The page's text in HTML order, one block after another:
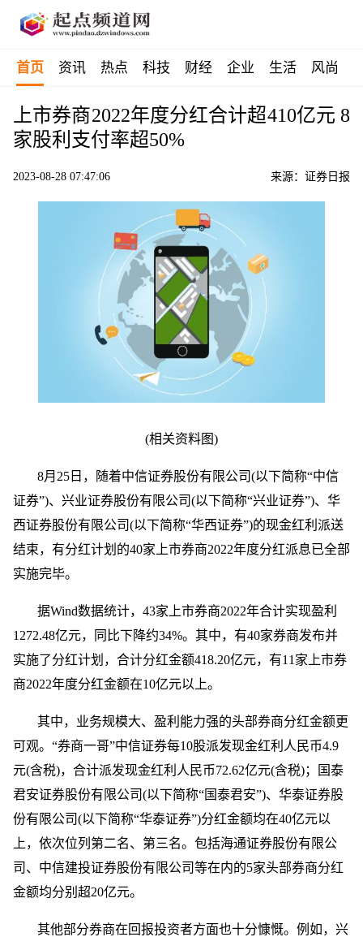
首页 资讯 热点 科技 财经 企业 生活 风尚
上市券商2022年度分红合计超410亿元 8
家股利支付率超50%
2023-08-28 07:47:06 来源：证券日报
(相关资料图)
8月25日，随着中信证券股份有限公司(以下简称“中信
证券”)、兴业证券股份有限公司(以下简称“兴业证券”)、华
西证券股份有限公司(以下简称“华西证券”)的现金红利派送
结束，有分红计划的40家上市券商2022年度分红派息已全部
实施完毕。
据Wind数据统计，43家上市券商2022年合计实现盈利
1272.48亿元，同比下降约34%。其中，有40家券商发布并
实施了分红计划，合计分红金额418.20亿元，有11家上市券
商2022年度分红金额在10亿元以上。
其中，业务规模大、盈利能力强的头部券商分红金额更
可观。“券商一哥”中信证券每10股派发现金红利人民币4.9
元(含税)，合计派发现金红利人民币72.62亿元(含税)；国泰
君安证券股份有限公司(以下简称“国泰君安”)、华泰证券股
份有限公司(以下简称“华泰证券”)分红金额均在40亿元以
上，依次位列第二名、第三名。包括海通证券股份有限公
司、中信建投证券股份有限公司等在内的5家头部券商分红
金额均分别超20亿元。
其他部分券商在回报投资者方面也十分慷慨。例如，兴